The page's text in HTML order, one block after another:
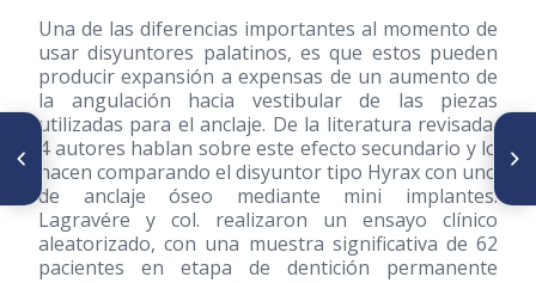
Una de las diferencias importantes al momento de
usar disyuntores palatinos, es que estos pueden
producir expansión a expensas de un aumento de
la angulación hacia vestibular de las piezas
utilizadas para el anclaje. De la literatura revisada,
4 autores hablan sobre este efecto secundario y lo
hacen comparando el disyuntor tipo Hyrax con uno
de anclaje óseo mediante mini implantes.
Lagravére y col. realizaron un ensayo clínico
aleatorizado, con una muestra significativa de 62
pacientes en etapa de dentición permanente
ARTÍCULO ANTERIOR
Caso clínico: Tracción de
incisivo central superior
impactado
SIGUIENTE ARTÍCULO
Expansión Rápida del Maxilar:
su impacto en la Vía Aérea y la
función respiratoria